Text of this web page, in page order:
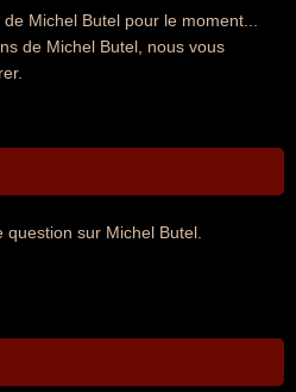
Michel Butel pour le moment...
de Michel Butel, nous vous
sur Michel Butel.